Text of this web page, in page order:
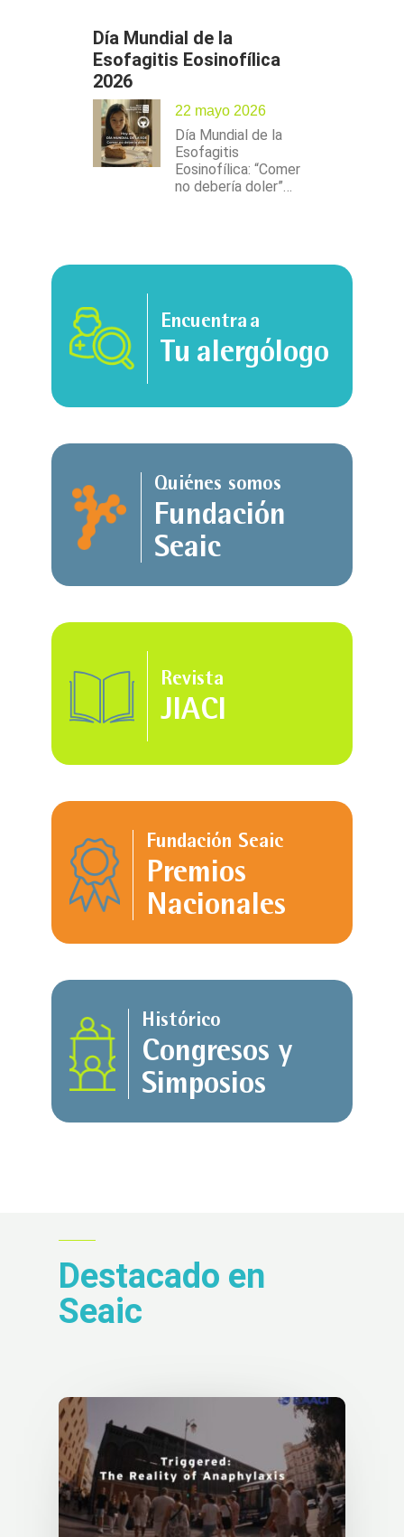
Día Mundial de la
Esofagitis Eosinofílica
2026
22 mayo 2026
Día Mundial de la
Esofagitis
Eosinofílica: “Comer
no debería doler”…
Encuentra a
Tu alergólogo
Quiénes somos
Fundación
Seaic
Revista
JIACI
Fundación Seaic
Premios
Nacionales
Histórico
Congresos y
Simposios
Destacado en
Seaic